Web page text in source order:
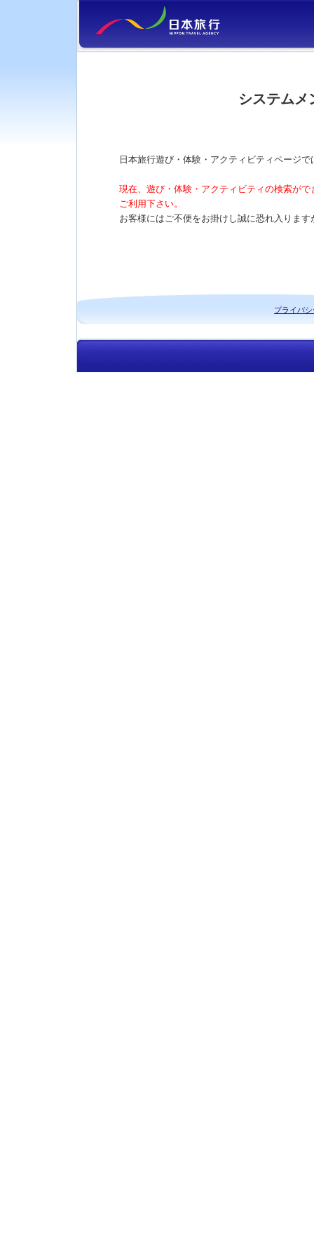
システムメ
日本旅行遊び・体験・アクティビティページ
現在、遊び・体験・アクティビティの検索が
ご利用下さい。
お客様にはご不便をお掛けし誠に恐れ入りま
プライバ